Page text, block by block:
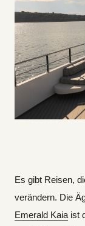
Es gibt Reisen,
verändern. Die
Emerald Kaia ist